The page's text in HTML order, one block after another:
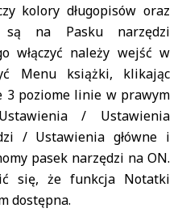
kolory długopisów oraz
na Pasku narzędzi
włączyć należy wejść w
Menu książki, klikając
3 poziome linie w prawym
/ Ustawienia
/ Ustawienia główne i
pasek narzędzi na ON.
się, że funkcja Notatki
dostępna.